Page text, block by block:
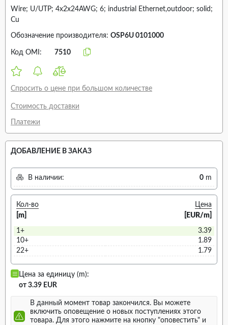
Wire; U/UTP; 4x2x24AWG; 6; industrial Ethernet,outdoor; solid;
Cu
Обозначение производителя: OSP6U 0101000
Код OMI: 7510
Спросить о цене при большом количестве
Стоимость доставки
Платежи
ДОБАВЛЕНИЕ В ЗАКАЗ
В наличии: 0 m
Кол-во
[m]
Цена
[EUR/m]
1+
3.39
10+
1.89
22+
1.79
Цена за единицу (m):
от 3.39 EUR
В данный момент товар закончился. Вы можете
включить оповещение о новых поступлениях этого
товара. Для этого нажмите на кнопку "оповестить" и